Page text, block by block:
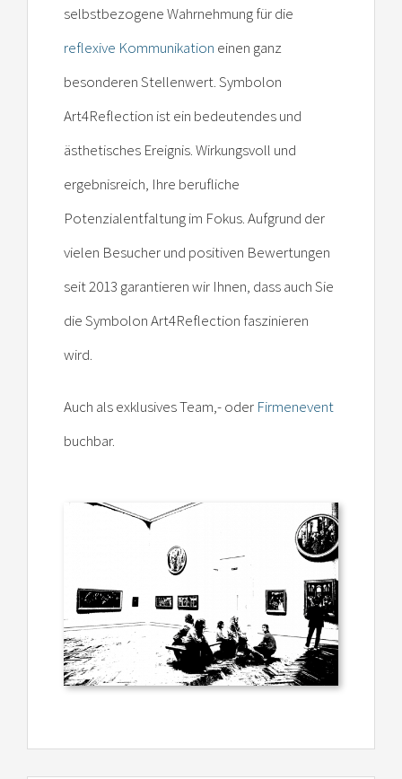
selbstbezogene Wahrnehmung für die
reflexive Kommunikation einen ganz
besonderen Stellenwert. Symbolon
Art4Reflection ist ein bedeutendes und
ästhetisches Ereignis. Wirkungsvoll und
ergebnisreich, Ihre berufliche
Potenzialentfaltung im Fokus. Aufgrund der
vielen Besucher und positiven Bewertungen
seit 2013 garantieren wir Ihnen, dass auch Sie
die Symbolon Art4Reflection faszinieren
wird.
Auch als exklusives Team,- oder Firmenevent
buchbar.